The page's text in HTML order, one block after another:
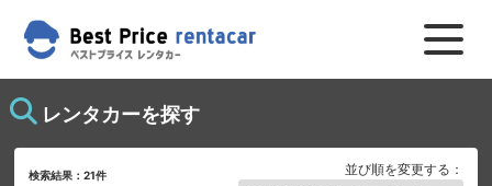
レンタカーを探す
検索結果：21件 並び順を変更する：